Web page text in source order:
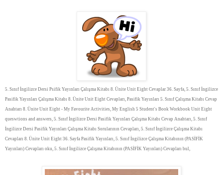
5. Sınıf İngilizce Dersi Psifik Yayınları Çalışma Kitabı 8. Ünite Unit Eight Cevaplar 36. Sayfa, 5. Sınıf İngilizce
Pasifik Yayınları Çalışma Kitabı 8. Ünite Unit Eight Cevapları, Pasifik Yayınları 5. Sınıf Çalışma Kitabı Cevap
Anahtarı 8. Ünite Unit Eight - My Favourite Activities, My English 5 Student's Book Workbook Unit Eight
queswtions and answers, 5. Sınıf İngilizce Dersi Pasifik Yayınları Çalışma Kitabı Cevap Anahtarı, 5. Sınıf
İngilizce Dersi Pasifik Yayınları Çalışma Kitabı Sorularının Cevapları, 5. Sınıf İngilizce Çalışma Kitabı
Cevapları 8. Ünite Unit Eight 36. Sayfa Pasifik Yayınları, 5. Sınıf İngilizce Çalışma Kitabının (PASİFİK
Yayınları) Cevapları oku, 5. Sınıf İngilizce Çalışma Kitabının (PASİFİK Yayınları) Cevapları bul,